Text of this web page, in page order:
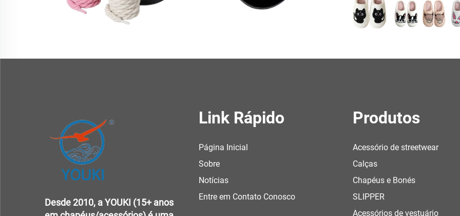
Desde 2010, a YOUKI (15+ anos
Link Rápido
Página Inicial
Sobre
Notícias
Entre em Contato Conosco
Produtos
Acessório de streetwear
Calças
Chapéus e Bonés
SLIPPER
Acessórios de vestuário